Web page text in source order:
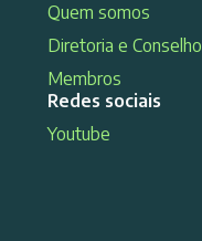
Quem somos
Diretoria e Conselho
Membros
Redes sociais
Youtube